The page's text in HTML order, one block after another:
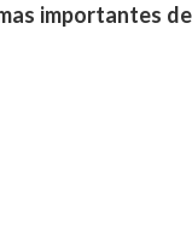
importantes